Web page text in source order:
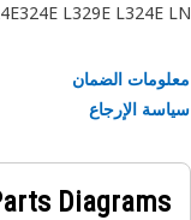
324E
329E L
324E L
324E
الضمان
الإرجاع
Parts Diagrams